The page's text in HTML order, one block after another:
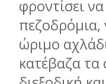
φροντίσει
ώριμο
κατέβαζα τα